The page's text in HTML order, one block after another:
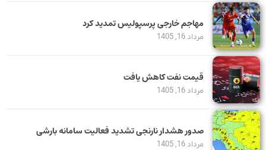
مهاجم خارجی پرسپولیس تمدید کرد
مرداد 16, 1405
قیمت نفت کاهش یافت
مرداد 16, 1405
صدور هشدار نارنجی تشدید فعالیت سامانه بارشی
مرداد 16, 1405